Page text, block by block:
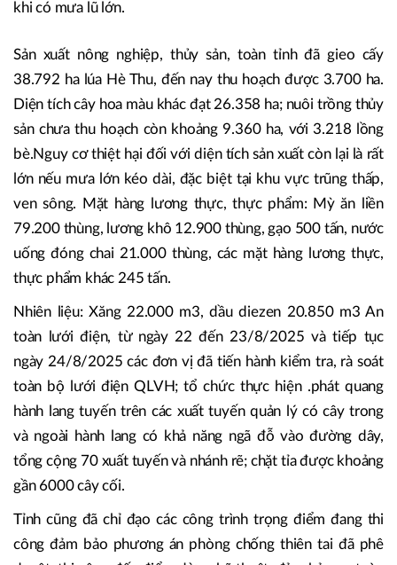
Công tác kiểm tra, rà soát, sửa chữa các hư hỏng, xây dựng
phương án ứng phó tình huống khẩn cấp hồ chứa thủy lợi,
thủy điện, đê, kè đã được thực hiện, bảo đảm chủ động
khi có mưa lũ lớn.
Sản xuất nông nghiệp, thủy sản, toàn tỉnh đã gieo cấy
38.792 ha lúa Hè Thu, đến nay thu hoạch được 3.700 ha.
Diện tích cây hoa màu khác đạt 26.358 ha; nuôi trồng thủy
sản chưa thu hoạch còn khoảng 9.360 ha, với 3.218 lồng
bè.Nguy cơ thiệt hại đối với diện tích sản xuất còn lại là rất
ven sông. Mặt hàng lương thực, thực phẩm: Mỳ ăn liền
79.200 thùng, lương khô 12.900 thùng, gạo 500 tấn, nước
uống đóng chai 21.000 thùng, các mặt hàng lương thực,
thực phẩm khác 245 tấn.
Nhiên liệu: Xăng 22.000 m3, dầu diezen 20.850 m3 An
toàn lưới điện, từ ngày 22 đến 23/8/2025 và tiếp tục
ngày 24/8/2025 các đơn vị đã tiến hành kiểm tra, rà soát
hành lang tuyến trên các xuất tuyến quản lý có cây trong
và ngoài hành lang có khả năng ngã đỗ vào đường dây,